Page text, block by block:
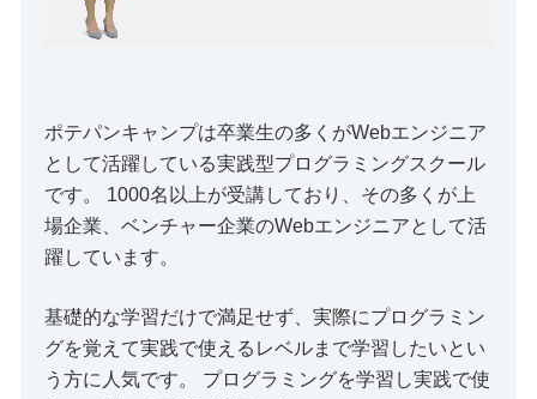
ポテパンキャンプは卒業生の多くがWebエンジニア
として活躍している実践型プログラミングスクール
です。 1000名以上が受講しており、その多くが上
場企業、ベンチャー企業のWebエンジニアとして活
躍しています。
基礎的な学習だけで満足せず、実際にプログラミン
グを覚えて実践で使えるレベルまで学習したいとい
う方に人気です。 プログラミングを学習し実践で使